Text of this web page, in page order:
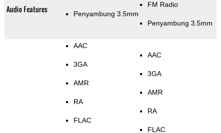
Audio Features Penyambung 3.5mm
FM Radio
Penyambung 3.5mm
AAC
3GA
AMR
RA
FLAC
AAC
3GA
AMR
RA
FLAC